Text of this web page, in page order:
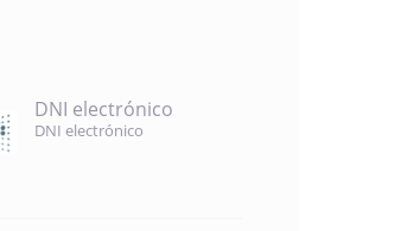
DNI electrónico
DNI electrónico